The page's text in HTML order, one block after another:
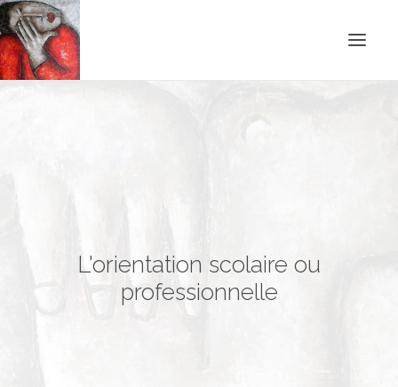
L'orientation scolaire ou
professionnelle